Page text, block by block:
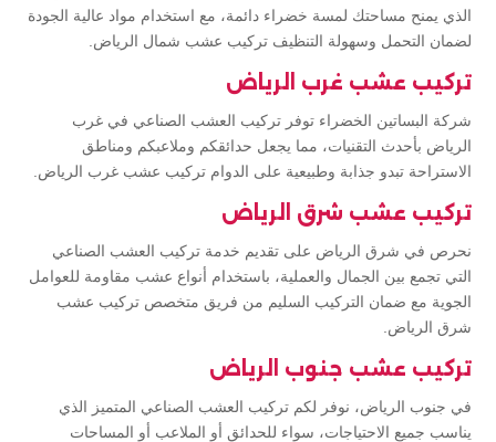
الذي يمنح مساحتك لمسة خضراء دائمة، مع استخدام مواد عالية الجودة
لضمان التحمل وسهولة التنظيف تركيب عشب شمال الرياض.
تركيب عشب غرب الرياض
شركة البساتين الخضراء توفر تركيب العشب الصناعي في غرب
الرياض بأحدث التقنيات، مما يجعل حدائقكم وملاعبكم ومناطق
الاستراحة تبدو جذابة وطبيعية على الدوام تركيب عشب غرب الرياض.
تركيب عشب شرق الرياض
نحرص في شرق الرياض على تقديم خدمة تركيب العشب الصناعي
التي تجمع بين الجمال والعملية، باستخدام أنواع عشب مقاومة للعوامل
الجوية مع ضمان التركيب السليم من فريق متخصص تركيب عشب
شرق الرياض.
تركيب عشب جنوب الرياض
في جنوب الرياض، نوفر لكم تركيب العشب الصناعي المتميز الذي
يناسب جميع الاحتياجات، سواء للحدائق أو الملاعب أو المساحات